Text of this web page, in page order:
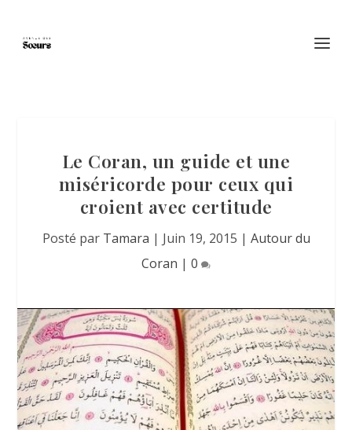
Le Coran, un guide et une
miséricorde pour ceux qui
croient avec certitude
Posté par Tamara | Juin 19, 2015 | Autour du
Coran | 0